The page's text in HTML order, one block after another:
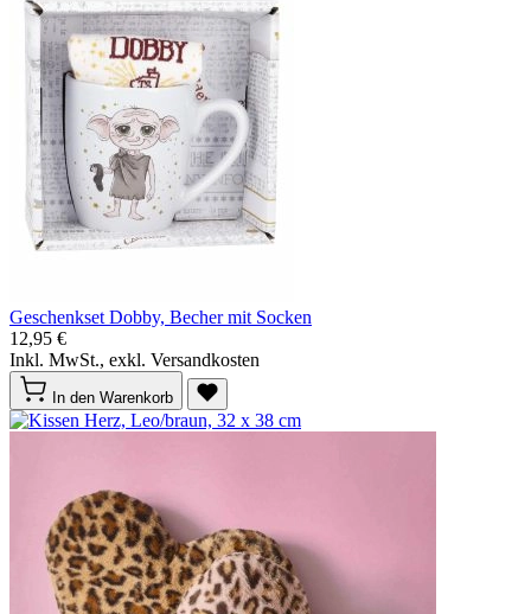
Geschenkset Dobby, Becher mit Socken
12,95 €
Inkl. MwSt., exkl. Versandkosten
In den Warenkorb